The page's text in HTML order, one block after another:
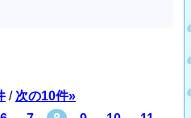
/ 次の10件»